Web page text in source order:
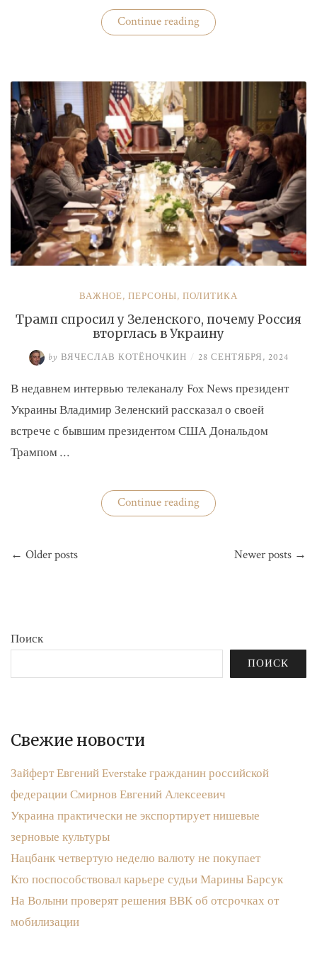
Continue reading«Бизнес
«добровольных
ВАЖНОЕ, ПЕРСОНЫ, ПОЛИТИКА
Трамп спросил у Зеленского, почему Россия
вторглась в Украину
by ВЯЧЕСЛАВ КОТЁНОЧКИН / 28 СЕНТЯБРЯ, 2024
В недавнем интервью телеканалу Fox News президент
Украины Владимир Зеленский рассказал о своей
встрече с бывшим президентом США Дональдом
Трампом …
Continue reading«Трамп
спросил
почему
Россия
по
← Older posts Newer posts →
Поиск
ПОИСК
Свежие новости
Зайферт Евгений Everstake гражданин российской
федерации Смирнов Евгений Алексеевич
Украина практически не экспортирует нишевые
зерновые культуры
Нацбанк четвертую неделю валюту не покупает
Кто поспособствовал карьере судьи Марины Барсук
На Волыни проверят решения ВВК об отсрочках от
мобилизации